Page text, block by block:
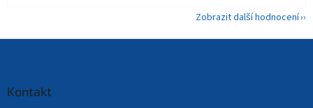
Zobrazit další hodnocení
Kontakt